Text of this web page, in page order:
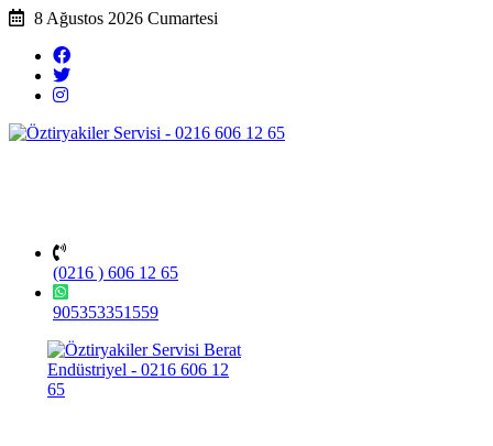
8 Ağustos 2026 Cumartesi
(0216 ) 606 12 65
905353351559